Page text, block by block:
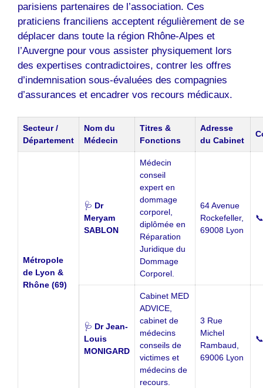
parisiens partenaires de l’association. Ces
praticiens franciliens acceptent régulièrement de se
déplacer dans toute la région Rhône-Alpes et
l’Auvergne pour vous assister physiquement lors
des expertises contradictoires, contrer les offres
d’indemnisation sous-évaluées des compagnies
d’assurances et encadrer vos recours médicaux.
Secteur /
Département
Nom du
Médecin
Titres &
Fonctions
Adresse
du Cabinet
Métropole
de Lyon &
Rhône (69)
🩺 Dr
Meryam
SABLON
Médecin
conseil
expert en
dommage
corporel,
diplômée en
Réparation
Juridique du
Dommage
Corporel.
64 Avenue
Rockefeller,
69008 Lyon
🩺 Dr Jean-
Louis
MONIGARD
Cabinet MED
ADVICE,
cabinet de
médecins
conseils de
victimes et
médecins de
recours.
3 Rue
Michel
Rambaud,
69006 Lyon